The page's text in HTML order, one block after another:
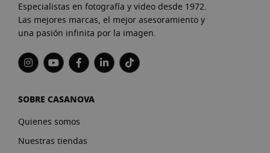
Especialistas en fotografía y video desde 1972.
Las mejores marcas, el mejor asesoramiento y
una pasión infinita por la imagen.
SOBRE CASANOVA
Quienes somos
Nuestras tiendas